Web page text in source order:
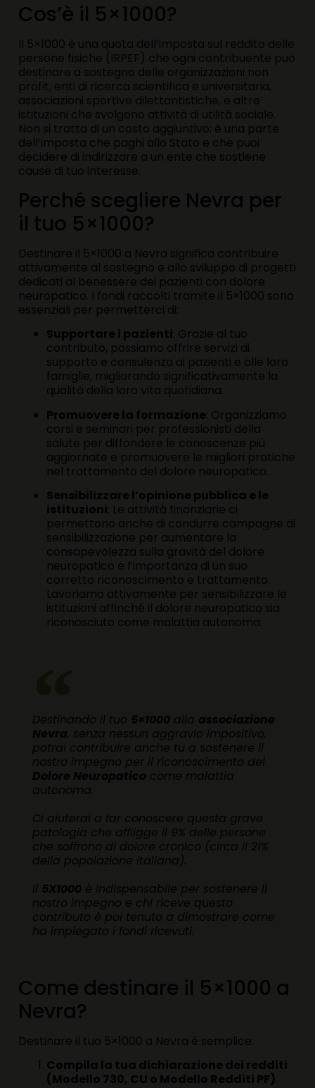
Cos’è il 5×1000?
Il 5×1000 è una quota dell’imposta sul reddito delle
persone fisiche (IRPEF) che ogni contribuente può
destinare a sostegno delle organizzazioni non
profit, enti di ricerca scientifica e universitaria,
associazioni sportive dilettantistiche, e altre
istituzioni che svolgono attività di utilità sociale.
Non si tratta di un costo aggiuntivo: è una parte
dell’imposta che paghi allo Stato e che puoi
decidere di indirizzare a un ente che sostiene
cause di tuo interesse.
Perché scegliere Nevra per
il tuo 5×1000?
Destinare il 5×1000 a Nevra significa contribuire
attivamente al sostegno e allo sviluppo di progetti
dedicati al benessere dei pazienti con dolore
neuropatico. I fondi raccolti tramite il 5×1000 sono
essenziali per permetterci di:
Supportare i pazienti: Grazie al tuo
contributo, possiamo offrire servizi di
supporto e consulenza ai pazienti e alle loro
famiglie, migliorando significativamente la
qualità della loro vita quotidiana.
Promuovere la formazione: Organizziamo
corsi e seminari per professionisti della
salute per diffondere le conoscenze più
aggiornate e promuovere le migliori pratiche
nel trattamento del dolore neuropatico.
Sensibilizzare l’opinione pubblica e le
istituzioni: Le attività finanziarie ci
permettono anche di condurre campagne di
sensibilizzazione per aumentare la
consapevolezza sulla gravità del dolore
neuropatico e l’importanza di un suo
corretto riconoscimento e trattamento.
Lavoriamo attivamente per sensibilizzare le
istituzioni affinché il dolore neuropatico sia
riconosciuto come malattia autonoma.
Destinando il tuo 5×1000 alla associazione
Nevra, senza nessun aggravio impositivo,
potrai contribuire anche tu a sostenere il
nostro impegno per il riconoscimento del
Dolore Neuropatico come malattia
autonoma.
Ci aiuterai a far conoscere questa grave
patologia che affligge il 9% delle persone
che soffrono di dolore cronico (circa il 21%
della popolazione italiana).
Il 5X1000 è indispensabile per sostenere il
nostro impegno e chi riceve questo
contributo è poi tenuto a dimostrare come
ha impiegato i fondi ricevuti.
Come destinare il 5×1000 a
Nevra?
Destinare il tuo 5×1000 a Nevra è semplice:
Compila la tua dichiarazione dei redditi
(Modello 730, CU o Modello Redditi PF).